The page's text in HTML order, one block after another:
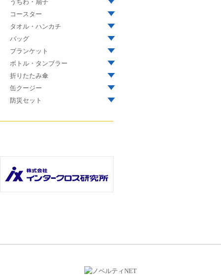
うちわ・扇子
コースター
タオル・ハンカチ
バッグ
ブランケット
ボトル・タンブラー
折りたたみ傘
缶クージー
防災セット